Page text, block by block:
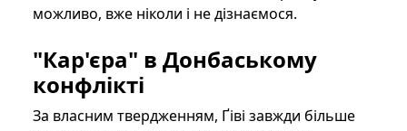
можливо, вже ніколи і не дізнаємося.
"Кар'єра" в Донбаському
конфлікті
За власним твердженням, Ґіві завжди більше